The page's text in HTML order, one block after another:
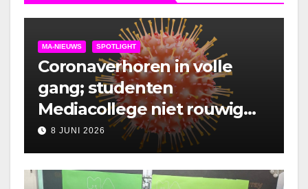
MA-NIEUWS SPOTLIGHT
Coronaverhoren in volle
gang; studenten
Mediacollege niet rouwig
om lockdown
8 JUNI 2026